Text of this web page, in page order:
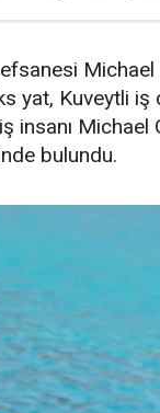
Michael
yat, Kuveytli iş
insanı Michael
bulundu.